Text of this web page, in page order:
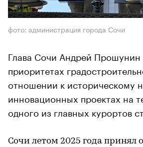
фото: администрация города Сочи
Глава Сочи Андрей
приоритетах
отношении к историческому
инновационных проектах на
одного из главных курортов
Сочи летом 2025 года принял